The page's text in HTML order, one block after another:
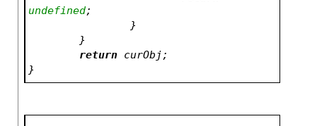
undefined;
		}
	}
return curObj;
}